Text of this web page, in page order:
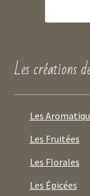
Les créations
Les
Les Fruitées
Les Florales
Les Épicées